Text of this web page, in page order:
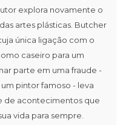
explora novamente o
artes plásticas. Butcher
única ligação com o
caseiro para um
parte em uma fraude -
pintor famoso - leva
de acontecimentos que
vida para sempre.